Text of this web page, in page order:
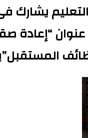
والتعليم
“إعادة